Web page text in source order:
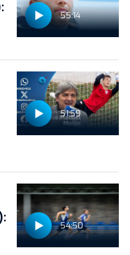
55:14
51:59
54:50